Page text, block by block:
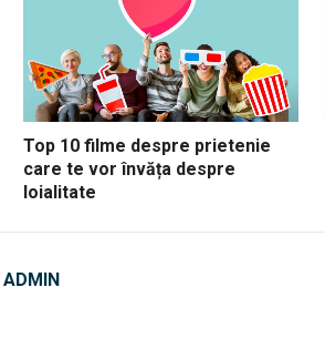
Top 10 filme despre prietenie
care te vor învăța despre
loialitate
ADMIN